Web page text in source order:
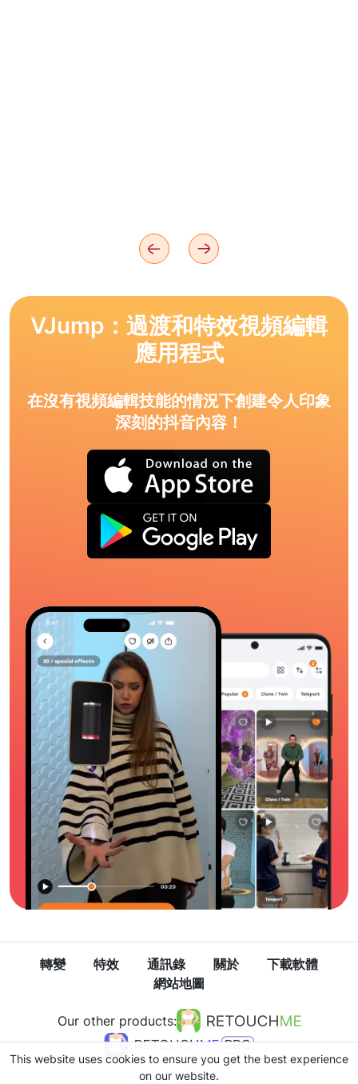
VJump：過渡和特效視頻編輯
應用程式
在沒有視頻編輯技能的情況下創建令人印象
深刻的抖音內容！
轉變 特效 通訊錄 關於
下載軟體
網站地圖
Our other products:
This website uses cookies to ensure you get the best experience
on our website.